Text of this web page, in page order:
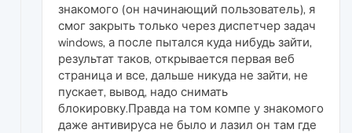
знакомого (он начинающий пользователь), я
смог закрыть только через диспетчер задач
windows, а после пытался куда нибудь зайти,
результат таков, открывается первая веб
страница и все, дальше никуда не зайти, не
пускает, вывод, надо снимать
блокировку.Правда на том компе у знакомого
даже антивируса не было и лазил он там где